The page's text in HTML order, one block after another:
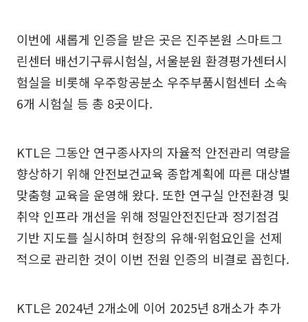
이번에 새롭게 인증을 받은 곳은 진주본원 스마트그
린센터 배선기구류시험실, 서울분원 환경평가센터시
험실을 비롯해 우주항공분소 우주부품시험센터 소속
6개 시험실 등 총 8곳이다.
KTL은 그동안 연구종사자의 자율적 안전관리 역량을
향상하기 위해 안전보건교육 종합계획에 따른 대상별
맞춤형 교육을 운영해 왔다. 또한 연구실 안전환경 및
취약 인프라 개선을 위해 정밀안전진단과 정기점검
기반 지도를 실시하며 현장의 유해·위험요인을 선제
적으로 관리한 것이 이번 전원 인증의 비결로 꼽힌다.
KTL은 2024년 2개소에 이어 2025년 8개소가 추가